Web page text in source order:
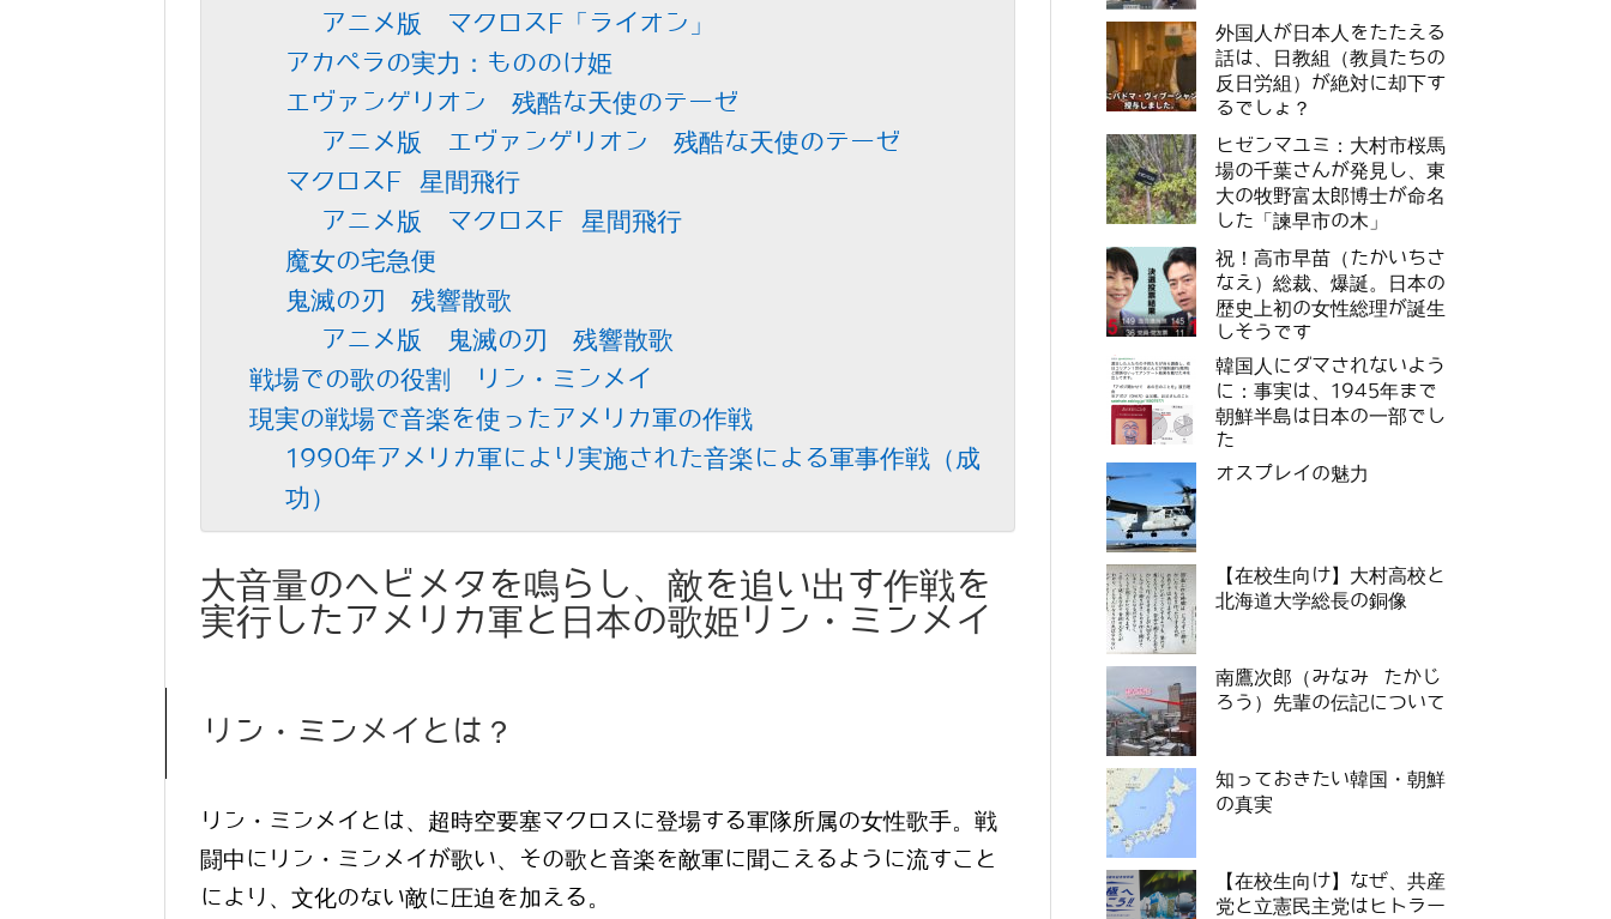
アニメ版 マクロスF「ライオン」
アカペラの実力：もののけ姫
エヴァンゲリオン 残酷な天使のテーゼ
アニメ版 エヴァンゲリオン 残酷な天使のテーゼ
マクロスF 星間飛行
アニメ版 マクロスF 星間飛行
魔女の宅急便
鬼滅の刃 残響散歌
アニメ版 鬼滅の刃 残響散歌
戦場での歌の役割 リン・ミンメイ
現実の戦場で音楽を使ったアメリカ軍の作戦
1990年アメリカ軍により実施された音楽による軍事作戦（成
功）
大音量のヘビメタを鳴らし、敵を追い出す作戦を
実行したアメリカ軍と日本の歌姫リン・ミンメイ
リン・ミンメイとは？
リン・ミンメイとは、超時空要塞マクロスに登場する軍隊所属の女性歌手。戦
闘中にリン・ミンメイが歌い、その歌と音楽を敵軍に聞こえるように流すこと
により、文化のない敵に圧迫を加える。
外国人が日本人をたたえる
話は、日教組（教員たちの
反日労組）が絶対に却下す
るでしょ？
ヒゼンマユミ：大村市桜馬
場の千葉さんが発見し、東
大の牧野富太郎博士が命名
した「諫早市の木」
祝！高市早苗（たかいちさ
なえ）総裁、爆誕。日本の
歴史上初の女性総理が誕生
しそうです
韓国人にダマされないよう
に：事実は、1945年まで
朝鮮半島は日本の一部でし
た
オスプレイの魅力
【在校生向け】大村高校と
北海道大学総長の銅像
南鷹次郎（みなみ たかじ
ろう）先輩の伝記について
知っておきたい韓国・朝鮮
の真実
【在校生向け】なぜ、共産
党と立憲民主党はヒトラー